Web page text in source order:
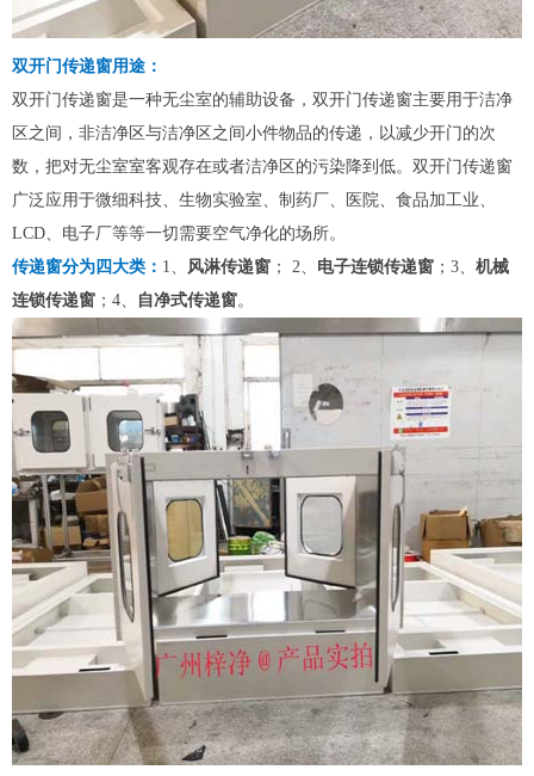
双开门传递窗用途：
双开门传递窗是一种无尘室的辅助设备，双开门传递窗主要用于洁净
区之间，非洁净区与洁净区之间小件物品的传递，以减少开门的次
数，把对无尘室室客观存在或者洁净区的污染降到低。双开门传递窗
广泛应用于微细科技、生物实验室、制药厂、医院、食品加工业、
LCD、电子厂等等一切需要空气净化的场所。
传递窗分为四大类： 1、 风淋传递窗 ； 2、 电子连锁传递窗 ；3、 机械
连锁传递窗 ；4、 自净式传递窗。